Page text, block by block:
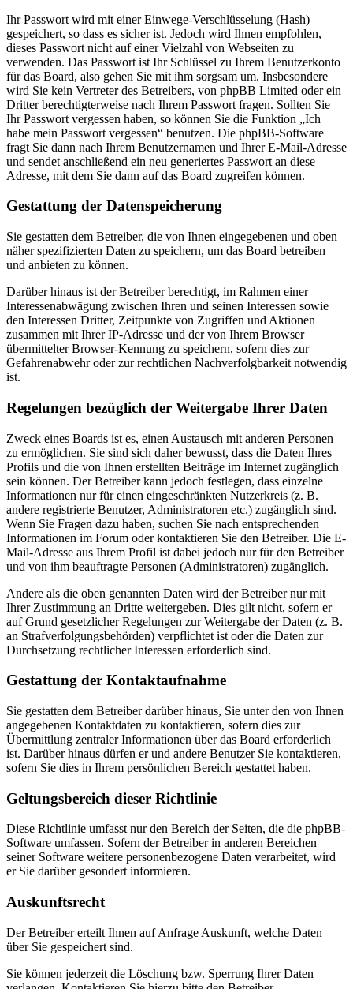
Ihr Passwort wird mit einer Einwege-Verschlüsselung (Hash)
gespeichert, so dass es sicher ist. Jedoch wird Ihnen empfohlen,
dieses Passwort nicht auf einer Vielzahl von Webseiten zu
verwenden. Das Passwort ist Ihr Schlüssel zu Ihrem Benutzerkonto
für das Board, also gehen Sie mit ihm sorgsam um. Insbesondere
wird Sie kein Vertreter des Betreibers, von phpBB Limited oder ein
Dritter berechtigterweise nach Ihrem Passwort fragen. Sollten Sie
Ihr Passwort vergessen haben, so können Sie die Funktion „Ich
habe mein Passwort vergessen“ benutzen. Die phpBB-Software
fragt Sie dann nach Ihrem Benutzernamen und Ihrer E-Mail-Adresse
und sendet anschließend ein neu generiertes Passwort an diese
Adresse, mit dem Sie dann auf das Board zugreifen können.
Gestattung der Datenspeicherung
Sie gestatten dem Betreiber, die von Ihnen eingegebenen und oben
näher spezifizierten Daten zu speichern, um das Board betreiben
und anbieten zu können.
Darüber hinaus ist der Betreiber berechtigt, im Rahmen einer
Interessenabwägung zwischen Ihren und seinen Interessen sowie
den Interessen Dritter, Zeitpunkte von Zugriffen und Aktionen
zusammen mit Ihrer IP-Adresse und der von Ihrem Browser
übermittelter Browser-Kennung zu speichern, sofern dies zur
Gefahrenabwehr oder zur rechtlichen Nachverfolgbarkeit notwendig
ist.
Regelungen bezüglich der Weitergabe Ihrer Daten
Zweck eines Boards ist es, einen Austausch mit anderen Personen
zu ermöglichen. Sie sind sich daher bewusst, dass die Daten Ihres
Profils und die von Ihnen erstellten Beiträge im Internet zugänglich
sein können. Der Betreiber kann jedoch festlegen, dass einzelne
Informationen nur für einen eingeschränkten Nutzerkreis (z. B.
andere registrierte Benutzer, Administratoren etc.) zugänglich sind.
Wenn Sie Fragen dazu haben, suchen Sie nach entsprechenden
Informationen im Forum oder kontaktieren Sie den Betreiber. Die E-
Mail-Adresse aus Ihrem Profil ist dabei jedoch nur für den Betreiber
und von ihm beauftragte Personen (Administratoren) zugänglich.
Andere als die oben genannten Daten wird der Betreiber nur mit
Ihrer Zustimmung an Dritte weitergeben. Dies gilt nicht, sofern er
auf Grund gesetzlicher Regelungen zur Weitergabe der Daten (z. B.
an Strafverfolgungsbehörden) verpflichtet ist oder die Daten zur
Durchsetzung rechtlicher Interessen erforderlich sind.
Gestattung der Kontaktaufnahme
Sie gestatten dem Betreiber darüber hinaus, Sie unter den von Ihnen
angegebenen Kontaktdaten zu kontaktieren, sofern dies zur
Übermittlung zentraler Informationen über das Board erforderlich
ist. Darüber hinaus dürfen er und andere Benutzer Sie kontaktieren,
sofern Sie dies in Ihrem persönlichen Bereich gestattet haben.
Geltungsbereich dieser Richtlinie
Diese Richtlinie umfasst nur den Bereich der Seiten, die die phpBB-
Software umfassen. Sofern der Betreiber in anderen Bereichen
seiner Software weitere personenbezogene Daten verarbeitet, wird
er Sie darüber gesondert informieren.
Auskunftsrecht
Der Betreiber erteilt Ihnen auf Anfrage Auskunft, welche Daten
über Sie gespeichert sind.
Sie können jederzeit die Löschung bzw. Sperrung Ihrer Daten